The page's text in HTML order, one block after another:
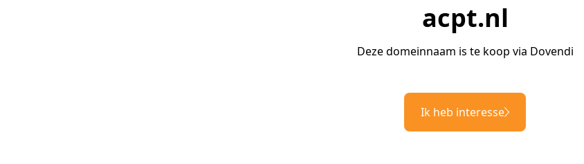
acpt.nl
Deze domeinnaam is te koop via Dovendi
Ik heb interesse